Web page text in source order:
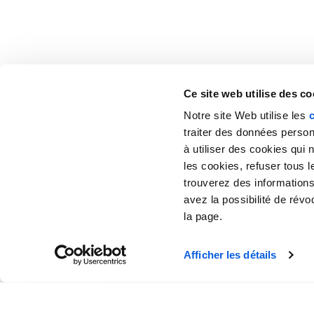
Ce site web utilise des
Notre site Web utilise les
traiter des données
à utiliser des cookies qui
les cookies, refuser tous
trouverez des
avez la possibilité de
la page.
Afficher les détails